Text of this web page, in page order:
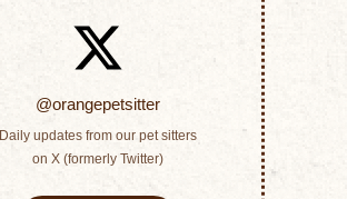
@orangepetsitter
Daily updates from our pet sitters
on X (formerly Twitter)